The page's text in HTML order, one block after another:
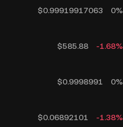
$0.99919917063 0%
$585.88 -1.68%
$0.9998991 0%
$0.06892101 -1.38%